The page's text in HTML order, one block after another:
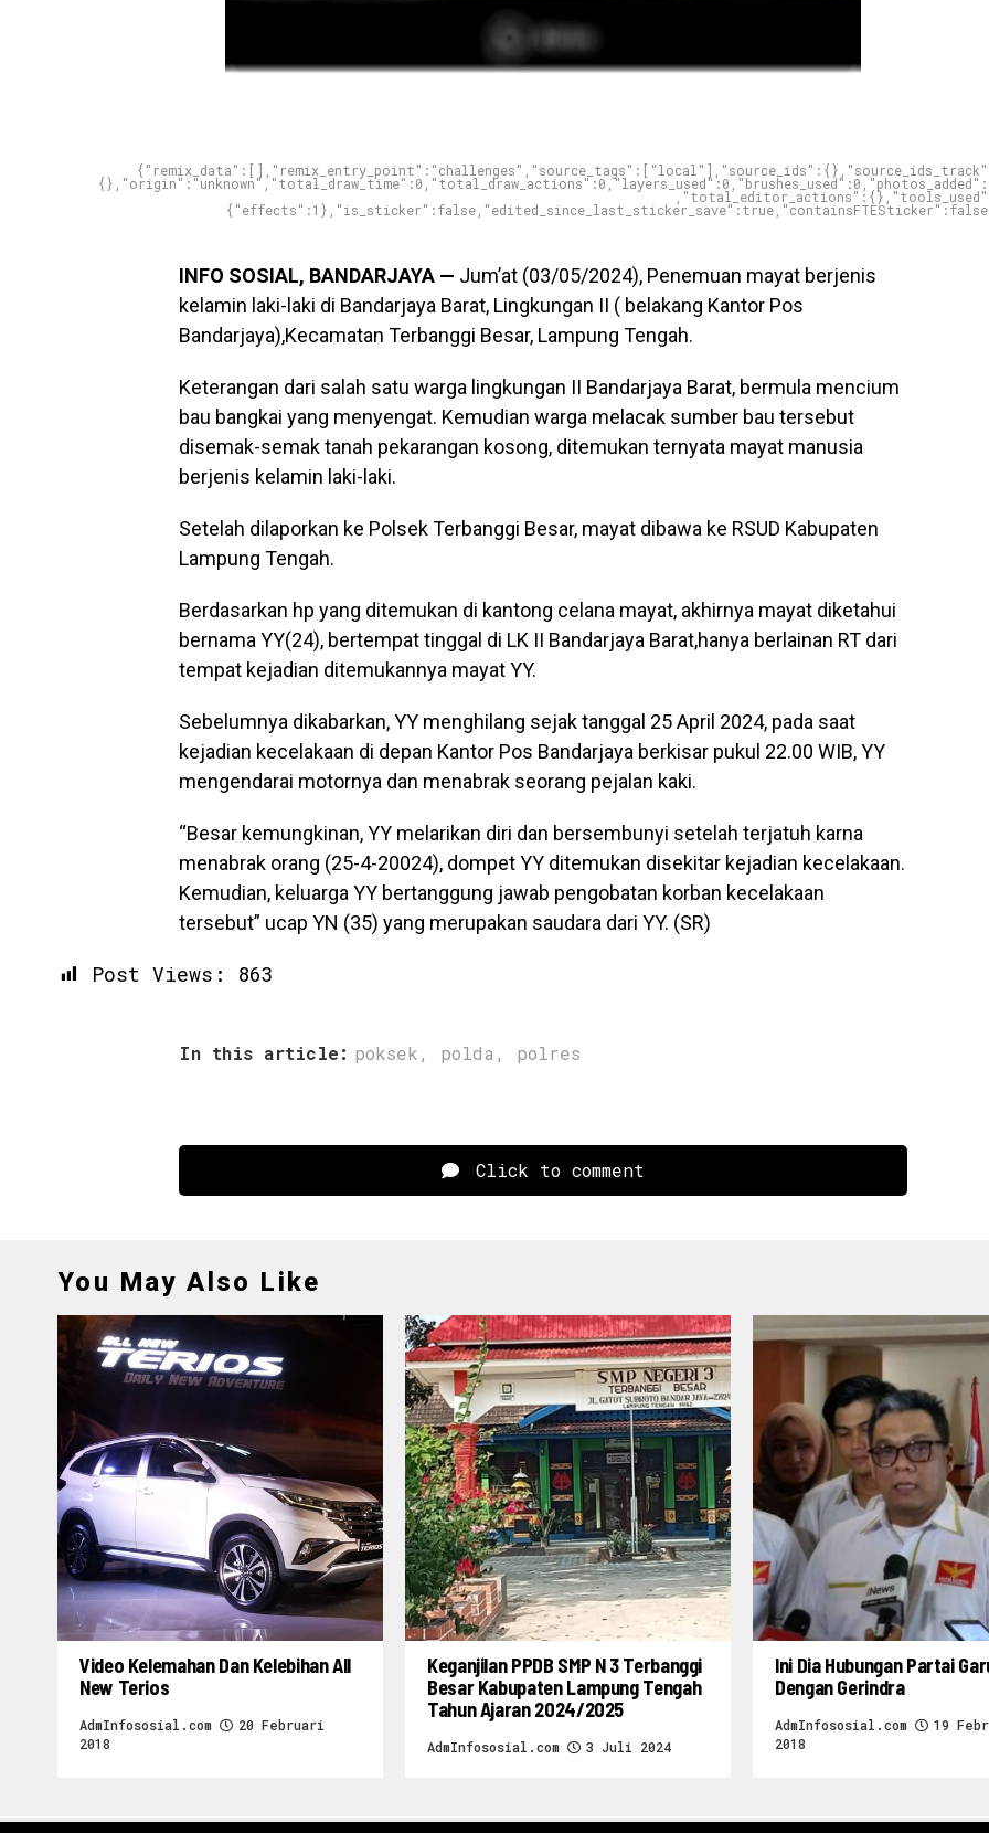
INFO SOSIAL, BANDARJAYA — Jum’at (03/05/2024), Penemuan mayat berjenis
kelamin laki-laki di Bandarjaya Barat, Lingkungan II ( belakang Kantor Pos
Bandarjaya),Kecamatan Terbanggi Besar, Lampung Tengah.
Keterangan dari salah satu warga lingkungan II Bandarjaya Barat, bermula mencium
bau bangkai yang menyengat. Kemudian warga melacak sumber bau tersebut
disemak-semak tanah pekarangan kosong, ditemukan ternyata mayat manusia
berjenis kelamin laki-laki.
Setelah dilaporkan ke Polsek Terbanggi Besar, mayat dibawa ke RSUD Kabupaten
Lampung Tengah.
Berdasarkan hp yang ditemukan di kantong celana mayat, akhirnya mayat diketahui
bernama YY(24), bertempat tinggal di LK II Bandarjaya Barat,hanya berlainan RT dari
tempat kejadian ditemukannya mayat YY.
Sebelumnya dikabarkan, YY menghilang sejak tanggal 25 April 2024, pada saat
kejadian kecelakaan di depan Kantor Pos Bandarjaya berkisar pukul 22.00 WIB, YY
mengendarai motornya dan menabrak seorang pejalan kaki.
“Besar kemungkinan, YY melarikan diri dan bersembunyi setelah terjatuh karna
menabrak orang (25-4-20024), dompet YY ditemukan disekitar kejadian kecelakaan.
Kemudian, keluarga YY bertanggung jawab pengobatan korban kecelakaan
tersebut” ucap YN (35) yang merupakan saudara dari YY. (SR)
Post Views: 863
In this article: poksek , polda , polres
Click to comment
You May Also Like
Video Kelemahan Dan Kelebihan All
New Terios
AdmInfososial.com
20 Februari
2018
Keganjilan PPDB SMP N 3 Terbanggi
Besar Kabupaten Lampung Tengah
Tahun Ajaran 2024/2025
AdmInfososial.com 3 Juli 2024
Ini Dia Hubungan Partai
Dengan Gerindra
AdmInfososial.com
19
2018